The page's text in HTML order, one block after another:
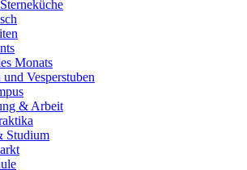
Monats
und Vesperstuben
& Arbeit
Studium